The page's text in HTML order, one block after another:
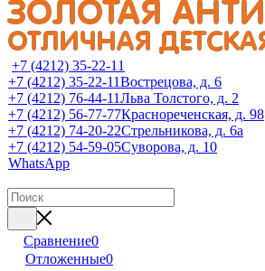
+7 (4212) 35-22-11
+7 (4212) 35-22-11Вострецова, д. 6
+7 (4212) 76-44-11Льва Толстого, д. 2
+7 (4212) 56-77-77Краснореченская, д. 98
+7 (4212) 74-20-22Стрельникова, д. 6а
+7 (4212) 54-59-05Суворова, д. 10
WhatsApp
Сравнение0
Отложенные0